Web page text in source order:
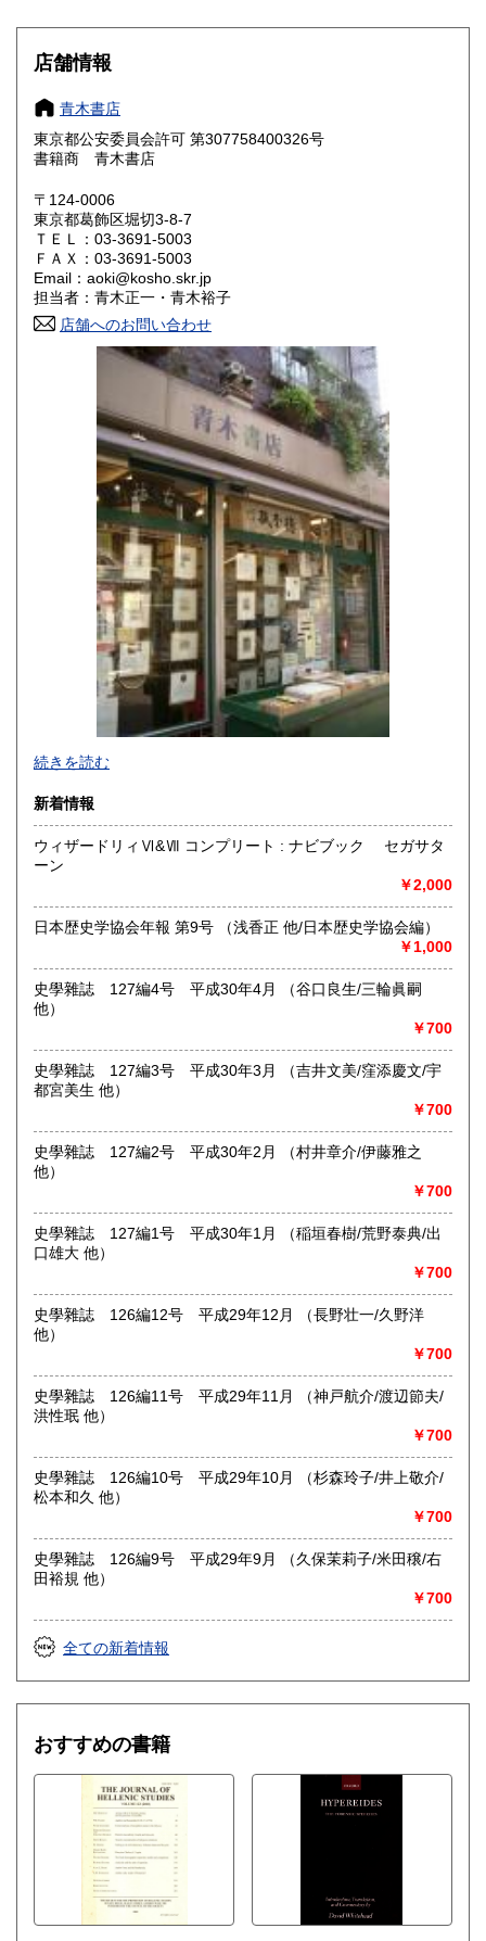
大阪府
奈良県
鳥取県 1,030円 島根県
岡山県
山口県 1,030円
香川県 1,030円
高知県 1,030円
1,290円 長崎県
1,290円 大分県
1,290円 鹿児島県
1,330円
店舗情報
青木書店
東京都公安委員会許可 第307758400326号
書籍商 青木書店
〒124-0006
東京都葛飾区堀切3-8-7
ＴＥＬ：03-3691-5003
ＦＡＸ：03-3691-5003
Email：aoki@kosho.skr.jp
担当者：青木正一・青木裕子
店舗へのお問い合わせ
東京下町で七十四年、一冊一冊を大切にお届けします。幅広
い分野で日々更新中。ホームページにもお立ち寄りくださ
い。
https://aokishoten.sakura.ne.jp/
沿線名：京成線
最寄駅：堀切菖蒲園駅徒歩約1分
営業時間：12:00〜17:00
定休日：店舗は雨天休業及び「不定休」です。店舗での日時
指定受取は出来かねます。
書籍の買取について
取り扱い分野
哲学宗教、歴史、社会科学、自然科学、美術工芸、国語国
続きを読む
新着情報
ウィザードリィⅥ&Ⅶ コンプリート : ナビブック セガサタ
ーン
￥2,000
日本歴史学協会年報 第9号 （浅香正 他/日本歴史学協会編）
￥1,000
史學雜誌 127編4号 平成30年4月 （谷口良生/三輪眞嗣
他）
￥700
史學雜誌 127編3号 平成30年3月 （吉井文美/窪添慶文/宇
都宮美生 他）
￥700
史學雜誌 127編2号 平成30年2月 （村井章介/伊藤雅之
他）
￥700
史學雜誌 127編1号 平成30年1月 （稲垣春樹/荒野泰典/出
口雄大 他）
￥700
史學雜誌 126編12号 平成29年12月 （長野壮一/久野洋
他）
￥700
史學雜誌 126編11号 平成29年11月 （神戸航介/渡辺節夫/
洪性珉 他）
￥700
史學雜誌 126編10号 平成29年10月 （杉森玲子/井上敬介/
松本和久 他）
￥700
史學雜誌 126編9号 平成29年9月 （久保茉莉子/米田穣/右
田裕規 他）
￥700
全ての新着情報
おすすめの書籍